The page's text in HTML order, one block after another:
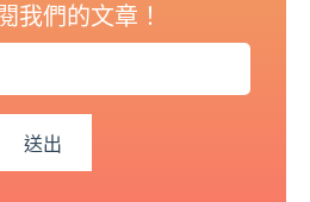
我們的文章！